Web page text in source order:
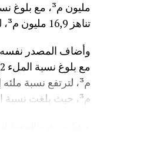
تناهز 16,9 مليون م³، لترتفع نسبة ملئه إلى 37,5%.”
م³، حيث بلغت نسبة الملء 78,6%..”